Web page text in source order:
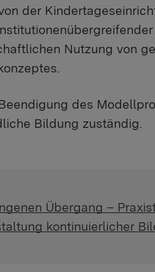
der
Nutzung von
des
Bildung zuständig.
Übergang –
kontinuierlicher